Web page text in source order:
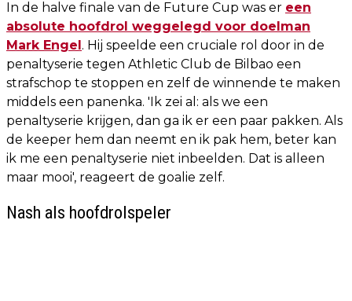
In de halve finale van de Future Cup was er een
absolute hoofdrol weggelegd voor doelman
Mark Engel. Hij speelde een cruciale rol door in de
penaltyserie tegen Athletic Club de Bilbao een
strafschop te stoppen en zelf de winnende te maken
middels een panenka. 'Ik zei al: als we een
penaltyserie krijgen, dan ga ik er een paar pakken. Als
de keeper hem dan neemt en ik pak hem, beter kan
ik me een penaltyserie niet inbeelden. Dat is alleen
maar mooi', reageert de goalie zelf.
Nash als hoofdrolspeler